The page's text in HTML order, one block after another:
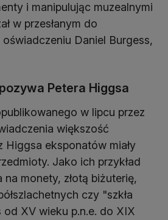
i manipulując muzealnymi
w przesłanym do
Daniel Burgess,
Petera Higgsa
w lipcu przez
większość
Higgsa eksponatów miały
Jako ich przykład
na monety, złotą biżuterię,
czy "szkła
XV wieku p.n.e. do XIX